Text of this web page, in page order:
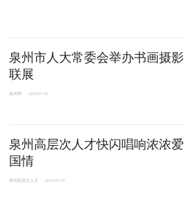
泉州市人大常委会举办书画摄影
联展
泉州网 2019-07-30
泉州高层次人才快闪唱响浓浓爱
国情
泉州高层次人才 2019-07-29